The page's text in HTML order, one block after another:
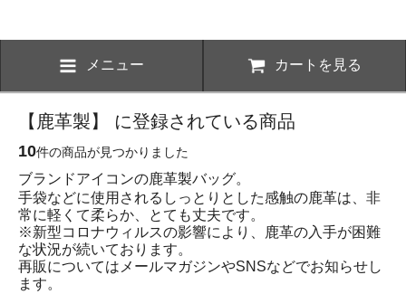
メニュー カートを見る
【鹿革製】 に登録されている商品
10件の商品が見つかりました
ブランドアイコンの鹿革製バッグ。
手袋などに使用されるしっとりとした感触の鹿革は、非
常に軽くて柔らか、とても丈夫です。
※新型コロナウィルスの影響により、鹿革の入手が困難
な状況が続いております。
再販についてはメールマガジンやSNSなどでお知らせし
ます。